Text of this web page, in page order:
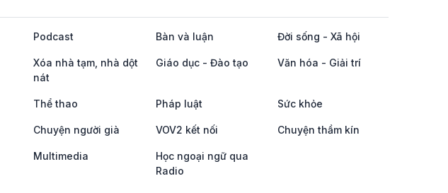
Podcast Bàn và luận Đời sống - Xã hội
Xóa nhà tạm, nhà dột
nát
Giáo dục - Đào tạo Văn hóa - Giải trí
Thể thao Pháp luật Sức khỏe
Chuyện người già VOV2 kết nối Chuyện thầm kín
Multimedia
Học ngoại ngữ qua
Radio